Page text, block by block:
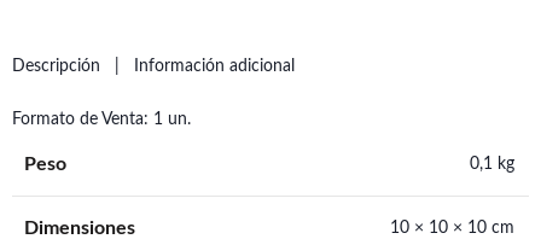
Descripción Información adicional
Formato de Venta: 1 un.
Peso 0,1 kg
Dimensiones 10 × 10 × 10 cm